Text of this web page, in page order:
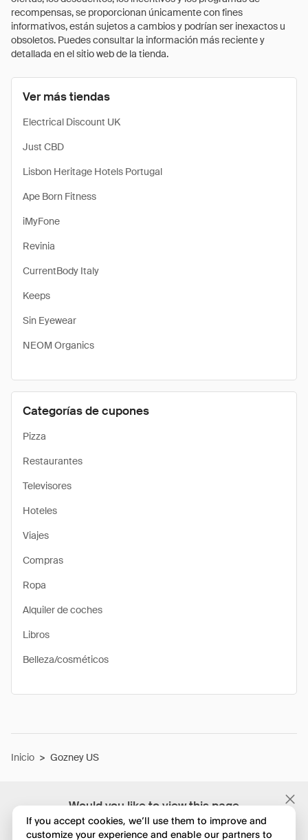
Would you like to view this page
in English?
recompensas, se proporcionan únicamente con fines
informativos, están sujetos a cambios y podrían ser inexactos u
obsoletos. Puedes consultar la información más reciente y
detallada en el sitio web de la tienda.
Ver más tiendas
Electrical Discount UK
Just CBD
Lisbon Heritage Hotels Portugal
Ape Born Fitness
iMyFone
Revinia
CurrentBody Italy
Keeps
Sin Eyewear
NEOM Organics
Categorías de cupones
Pizza
Restaurantes
Televisores
Hoteles
Viajes
Compras
Ropa
Alquiler de coches
Libros
Belleza/cosméticos
Inicio > Gozney US
If you accept cookies, we’ll use them to improve and
customize your experience and enable our partners to